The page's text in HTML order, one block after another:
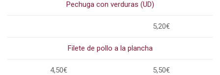
Pechuga con verduras (UD)
5,20€
Filete de pollo a la plancha
4,50€ 5,50€